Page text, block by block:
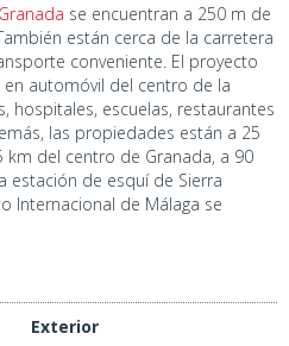
se encuentran a 250 m de
están cerca de la carretera
conveniente. El proyecto
automóvil del centro de la
hospitales, escuelas, restaurantes
las propiedades están a 25
km del centro de Granada, a 90
estación de esquí de Sierra
Internacional de Málaga se
Exterior